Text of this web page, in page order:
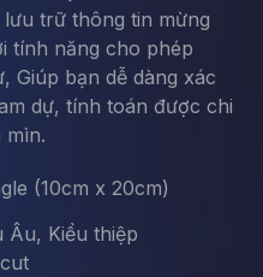
trữ thông tin mừng
tính năng cho phép
Giúp bạn dễ dàng xác
dự, tính toán được chi
mìn.
(10cm x 20cm)
Kiểu thiệp